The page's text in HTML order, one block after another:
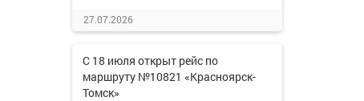
27.07.2026
С 18 июля открыт рейс по
маршруту №10821 «Красноярск-
Томск»